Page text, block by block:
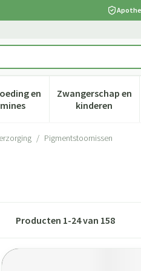
verzorging en
en
Toon submenu voor Dieet,
Zwangerschap en
kinderen
Toon
/ Pigmentstoornissen
Producten 1-24van 158